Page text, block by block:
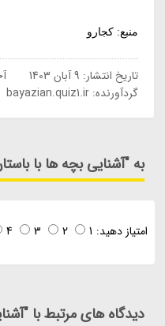
منبع: کجارو
تاریخ انتشار: 9 آبان 1403
گردآورنده:bayazian.quiz1.ir
به "آشنایی بچه ها با
امتیاز دهید: 1
2
3
4
دیدگاه های مرتبط با